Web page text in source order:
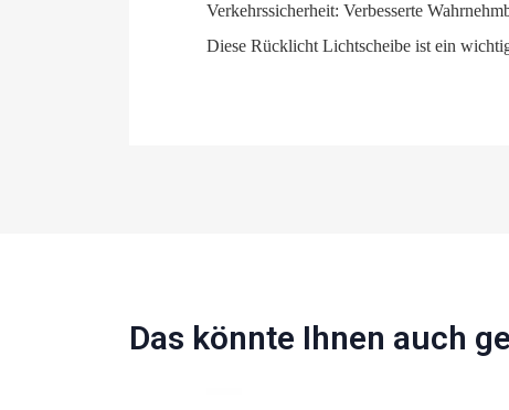
Verkehrssicherheit: Verbesserte
Diese Rücklicht Lichtscheibe ist ein
Das könnte Ihnen auch